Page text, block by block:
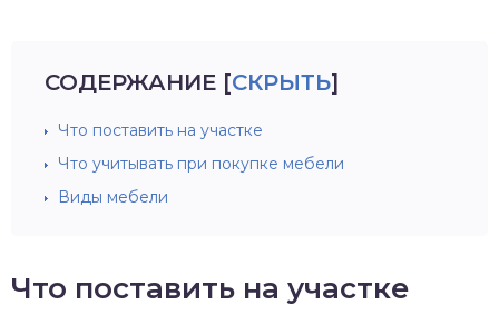
СОДЕРЖАНИЕ [СКРЫТЬ]
Что поставить на участке
Что учитывать при покупке мебели
Виды мебели
Что поставить на участке